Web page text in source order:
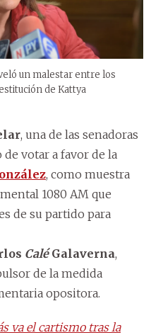
un malestar entre los
de Kattya
, una de las senadoras
de votar a favor de la
, como muestra
1080 AM que
de su partido para
CaléGalaverna,
de la medida
opositora.
va el cartismo tras la